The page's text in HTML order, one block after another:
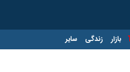
بازار زندگی سایر